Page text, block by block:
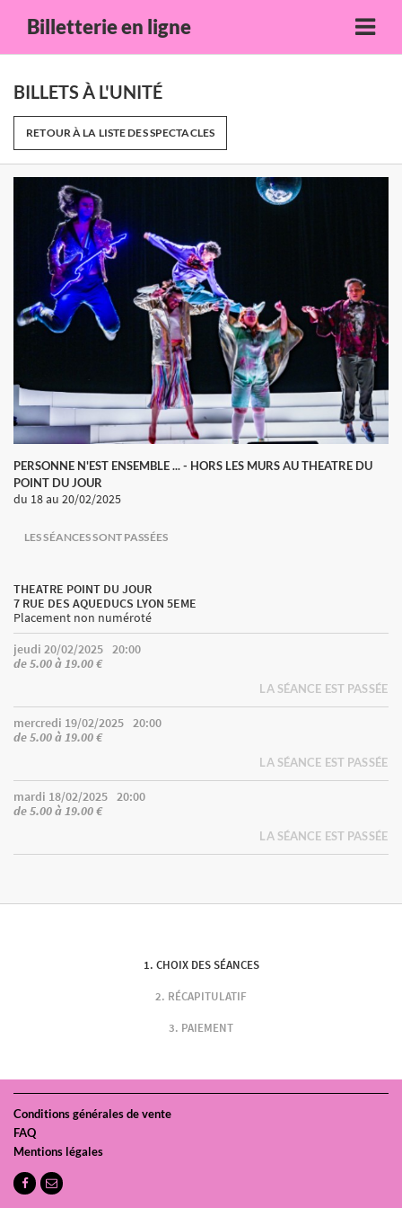
Billetterie en ligne
BILLETS À L'UNITÉ
RETOUR À LA LISTE DES SPECTACLES
PERSONNE N'EST ENSEMBLE ... - HORS LES MURS AU THEATRE DU
POINT DU JOUR
du 18au 20/02/2025
LES SÉANCES SONT PASSÉES
THEATRE POINT DU JOUR
7 RUE DES AQUEDUCS LYON 5EME
Placement non numéroté
jeudi 20/02/2025 20:00
de 5.00 à 19.00 €
LA SÉANCE EST PASSÉE
mercredi 19/02/2025 20:00
de 5.00 à 19.00 €
LA SÉANCE EST PASSÉE
mardi 18/02/2025 20:00
de 5.00 à 19.00 €
LA SÉANCE EST PASSÉE
CHOIX DES SÉANCES
RÉCAPITULATIF
PAIEMENT
Conditions générales de vente
FAQ
Mentions légales